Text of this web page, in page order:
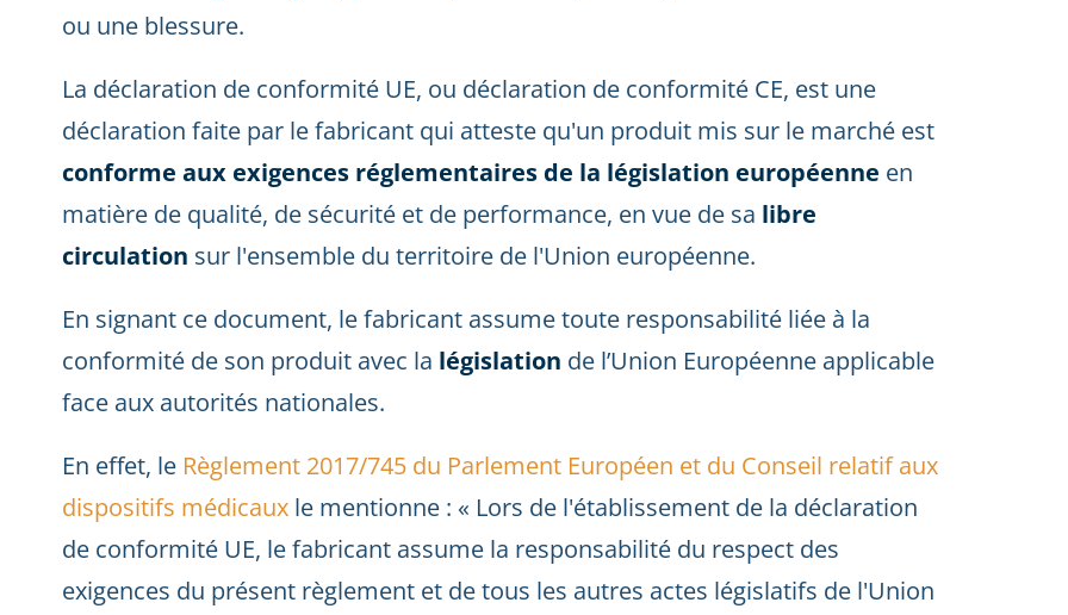
ou une blessure.
La déclaration de conformité UE, ou déclaration de conformité CE, est une
déclaration faite par le fabricant qui atteste qu'un produit mis sur le marché est
conforme aux exigences réglementaires de la législation européenne en
matière de qualité, de sécurité et de performance, en vue de sa libre
circulation sur l'ensemble du territoire de l'Union européenne.
En signant ce document, le fabricant assume toute responsabilité liée à la
conformité de son produit avec la législation de l’Union Européenne applicable
face aux autorités nationales.
En effet, le Règlement 2017/745 du Parlement Européen et du Conseil relatif aux
dispositifs médicaux le mentionne : « Lors de l'établissement de la déclaration
de conformité UE, le fabricant assume la responsabilité du respect des
exigences du présent règlement et de tous les autres actes législatifs de l'Union